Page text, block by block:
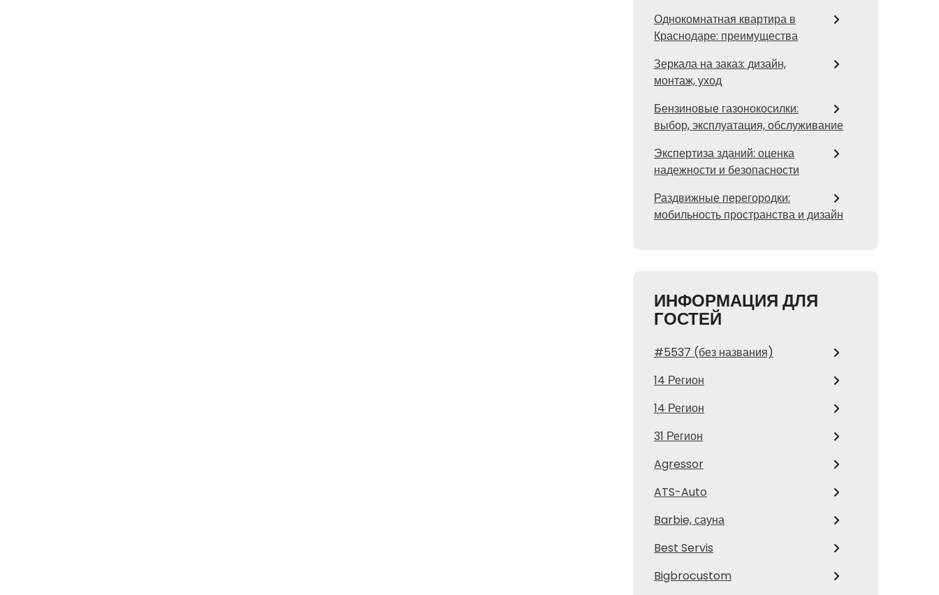
Однокомнатная квартира в
Краснодаре: преимущества
Зеркала на заказ: дизайн,
монтаж, уход
Бензиновые газонокосилки:
выбор, эксплуатация, обслуживание
Экспертиза зданий: оценка
надежности и безопасности
Раздвижные перегородки:
мобильность пространства и дизайн
ИНФОРМАЦИЯ ДЛЯ
ГОСТЕЙ
#5537 (без названия)
14 Регион
14 Регион
31 Регион
Agressor
ATS-Auto
Barbie, сауна
Best Servis
Bigbrocustom